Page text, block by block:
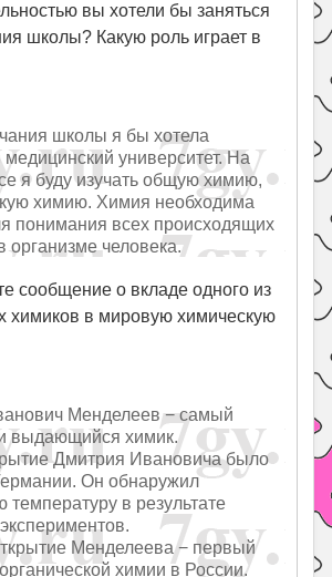
вы хотели бы заняться
школы? Какую роль играет в
школы я бы хотела
медицинский университет. На
я буду изучать общую химию,
химию. Химия необходима
понимания всех происходящих
организме человека.
сообщение о вкладе одного из
химиков в мировую химическую
Менделеев − самый
выдающийся химик.
Дмитрия Ивановича было
Он обнаружил
температуру в результате
Менделеева − первый
химии в России.